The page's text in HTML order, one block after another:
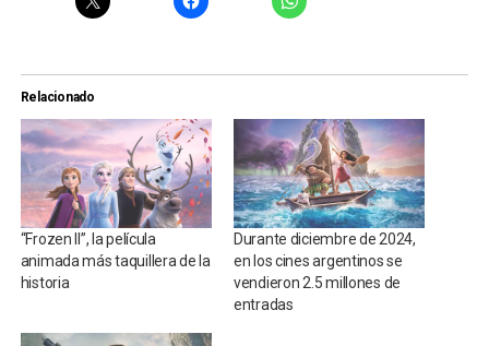
Relacionado
“Frozen II”, la película
animada más taquillera de la
historia
Durante diciembre de 2024,
en los cines argentinos se
vendieron 2.5 millones de
entradas